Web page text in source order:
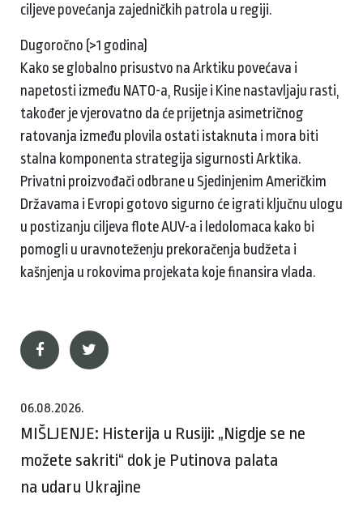
ciljeve povećanja zajedničkih patrola u regiji.
Dugoročno (>1 godina)
Kako se globalno prisustvo na Arktiku povećava i
napetosti između NATO-a, Rusije i Kine nastavljaju rasti,
također je vjerovatno da će prijetnja asimetričnog
ratovanja između plovila ostati istaknuta i mora biti
stalna komponenta strategija sigurnosti Arktika.
Privatni proizvođači odbrane u Sjedinjenim Američkim
Državama i Evropi gotovo sigurno će igrati ključnu ulogu
u postizanju ciljeva flote AUV-a i ledolomaca kako bi
pomogli u uravnoteženju prekoračenja budžeta i
kašnjenja u rokovima projekata koje finansira vlada.
06.08.2026.
MIŠLJENJE: Histerija u Rusiji: „Nigdje se ne
možete sakriti“ dok je Putinova palata
na udaru Ukrajine